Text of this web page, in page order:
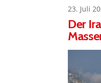
23. Juli
Der